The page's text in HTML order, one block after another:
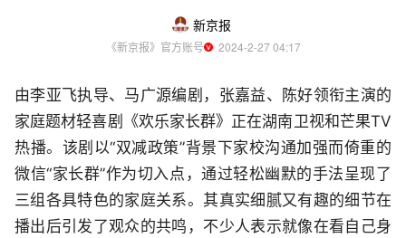
新京报
《新京报》官方账号
  2024-2-27 04:17
由李亚飞执导、马广源编剧，张嘉益、陈好领衔主演的
家庭题材轻喜剧《欢乐家长群》正在湖南卫视和芒果TV
热播。该剧以“双减政策”背景下家校沟通加强而倚重的
微信“家长群”作为切入点，通过轻松幽默的手法呈现了
三组各具特色的家庭关系。其真实细腻又有趣的细节在
播出后引发了观众的共鸣，不少人表示就像在看自己身